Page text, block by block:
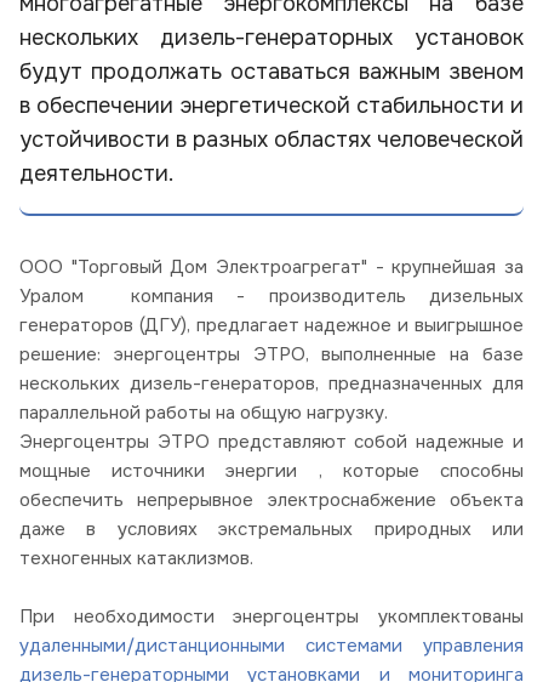
нескольких дизель-генераторных установок
будут продолжать оставаться важным звеном
в обеспечении энергетической стабильности и
устойчивости в разных областях человеческой
деятельности.
ООО "Торговый Дом Электроагрегат" - крупнейшая за
Уралом компания - производитель дизельных
генераторов (ДГУ), предлагает надежное и выигрышное
решение: энергоцентры ЭТРО, выполненные на базе
нескольких дизель-генераторов, предназначенных для
параллельной работы на общую нагрузку.
Энергоцентры ЭТРО представляют собой надежные и
мощные источники энергии , которые способны
обеспечить непрерывное электроснабжение объекта
даже в условиях экстремальных природных или
техногенных катаклизмов.
При необходимости энергоцентры укомплектованы
удаленными/дистанционными системами управления
дизель-генераторными установками и мониторинга